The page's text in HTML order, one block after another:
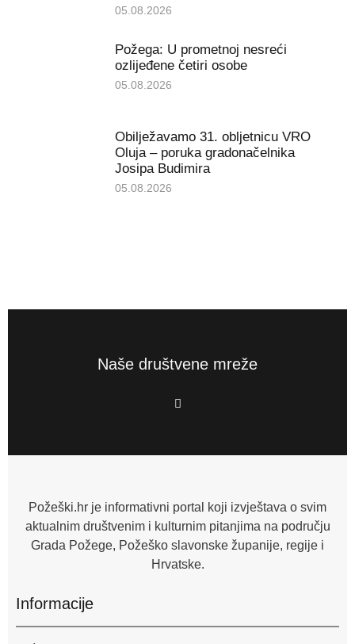
05.08.2026
Požega: U prometnoj nesreći
ozlijeđene četiri osobe
05.08.2026
Obilježavamo 31. obljetnicu VRO
Oluja – poruka gradonačelnika
Josipa Budimira
05.08.2026
Naše društvene mreže
F
a
o
f
Požeški.hr je informativni portal koji izvještava o svim
aktualnim društvenim i kulturnim pitanjima na području
Grada Požege, Požeško slavonske županije, regije i
Hrvatske.
Informacije